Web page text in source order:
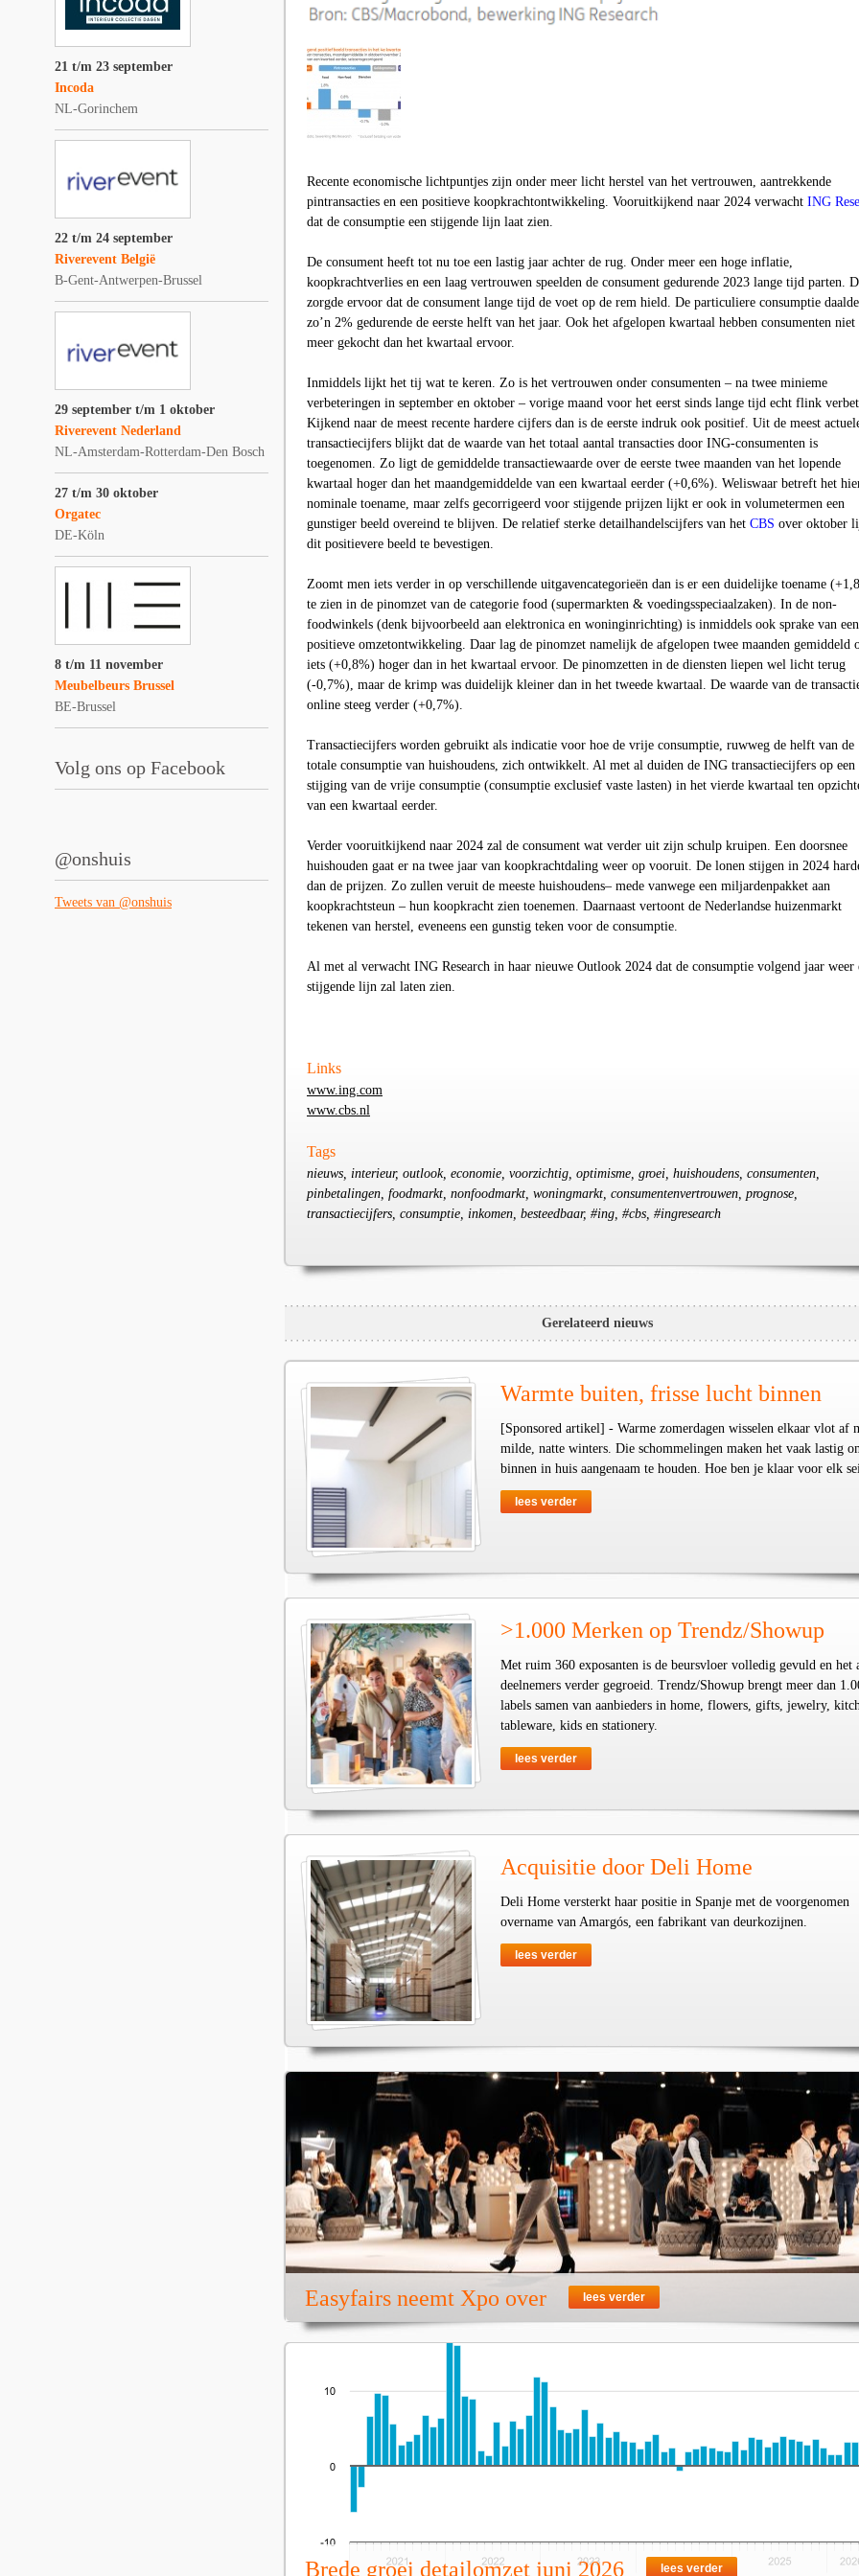
21 t/m 23 september
Incoda
NL-Gorinchem
22 t/m 24 september
Riverevent België
B-Gent-Antwerpen-Brussel
29 september t/m 1 oktober
Riverevent Nederland
NL-Amsterdam-Rotterdam-Den Bosch
27 t/m 30 oktober
Orgatec
DE-Köln
8 t/m 11 november
Meubelbeurs Brussel
BE-Brussel
Volg ons op Facebook
@onshuis
Tweets van @onshuis
Recente economische lichtpuntjes zijn onder meer licht herstel van het vertrouwen, aantrekkende
pintransacties en een positieve koopkrachtontwikkeling. Vooruitkijkend naar 2024 verwacht ING
dat de consumptie een stijgende lijn laat zien.
De consument heeft tot nu toe een lastig jaar achter de rug. Onder meer een hoge inflatie,
koopkrachtverlies en een laag vertrouwen speelden de consument gedurende 2023 lange tijd parten.
zorgde ervoor dat de consument lange tijd de voet op de rem hield. De particuliere consumptie
zo’n 2% gedurende de eerste helft van het jaar. Ook het afgelopen kwartaal hebben consumenten niet
meer gekocht dan het kwartaal ervoor.
Inmiddels lijkt het tij wat te keren. Zo is het vertrouwen onder consumenten – na twee minieme
verbeteringen in september en oktober – vorige maand voor het eerst sinds lange tijd echt flink
Kijkend naar de meest recente hardere cijfers dan is de eerste indruk ook positief. Uit de meest
transactiecijfers blijkt dat de waarde van het totaal aantal transacties door ING-consumenten is
toegenomen. Zo ligt de gemiddelde transactiewaarde over de eerste twee maanden van het lopende
kwartaal hoger dan het maandgemiddelde van een kwartaal eerder (+0,6%). Weliswaar betreft het
nominale toename, maar zelfs gecorrigeerd voor stijgende prijzen lijkt er ook in volumetermen een
gunstiger beeld overeind te blijven. De relatief sterke detailhandelscijfers van het CBS over oktober
dit positievere beeld te bevestigen.
Zoomt men iets verder in op verschillende uitgavencategorieën dan is er een duidelijke toename
te zien in de pinomzet van de categorie food (supermarkten & voedingsspeciaalzaken). In de non-
foodwinkels (denk bijvoorbeeld aan elektronica en woninginrichting) is inmiddels ook sprake van een
positieve omzetontwikkeling. Daar lag de pinomzet namelijk de afgelopen twee maanden gemiddeld
iets (+0,8%) hoger dan in het kwartaal ervoor. De pinomzetten in de diensten liepen wel licht terug
(-0,7%), maar de krimp was duidelijk kleiner dan in het tweede kwartaal. De waarde van de
online steeg verder (+0,7%).
Transactiecijfers worden gebruikt als indicatie voor hoe de vrije consumptie, ruwweg de helft van de
totale consumptie van huishoudens, zich ontwikkelt. Al met al duiden de ING transactiecijfers op een
stijging van de vrije consumptie (consumptie exclusief vaste lasten) in het vierde kwartaal ten
van een kwartaal eerder.
Verder vooruitkijkend naar 2024 zal de consument wat verder uit zijn schulp kruipen. Een doorsnee
huishouden gaat er na twee jaar van koopkrachtdaling weer op vooruit. De lonen stijgen in 2024
dan de prijzen. Zo zullen veruit de meeste huishoudens– mede vanwege een miljardenpakket aan
koopkrachtsteun – hun koopkracht zien toenemen. Daarnaast vertoont de Nederlandse huizenmarkt
tekenen van herstel, eveneens een gunstig teken voor de consumptie.
Al met al verwacht ING Research in haar nieuwe Outlook 2024 dat de consumptie volgend jaar weer
stijgende lijn zal laten zien.
Links
www.ing.com
www.cbs.nl
Tags
nieuws, interieur, outlook, economie, voorzichtig, optimisme, groei, huishoudens, consumenten,
pinbetalingen, foodmarkt, nonfoodmarkt, woningmarkt, consumentenvertrouwen, prognose,
transactiecijfers, consumptie, inkomen, besteedbaar, #ing, #cbs, #ingresearch
Gerelateerd nieuws
Warmte buiten, frisse lucht binnen
[Sponsored artikel] - Warme zomerdagen wisselen elkaar vlot af
milde, natte winters. Die schommelingen maken het vaak lastig
binnen in huis aangenaam te houden. Hoe ben je klaar voor elk
lees verder
>1.000 Merken op Trendz/Showup
Met ruim 360 exposanten is de beursvloer volledig gevuld en het
deelnemers verder gegroeid. Trendz/Showup brengt meer dan
labels samen van aanbieders in home, flowers, gifts, jewelry,
tableware, kids en stationery.
lees verder
Acquisitie door Deli Home
Deli Home versterkt haar positie in Spanje met de voorgenomen
overname van Amargós, een fabrikant van deurkozijnen.
lees verder
Easyfairs neemt Xpo over lees verder
Brede groei detailomzet juni 2026 lees verder